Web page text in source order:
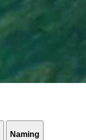
Naming